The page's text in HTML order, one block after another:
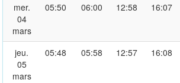
mer.
04
mars
05:50 06:00 12:58 16:07
jeu.
05
mars
05:48 05:58 12:57 16:08